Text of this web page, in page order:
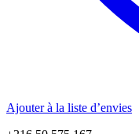
Ajouter à la liste d’envies